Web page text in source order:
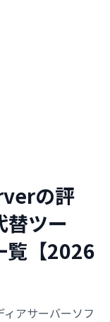
の評
替ツー
覧【2026
アサーバーソフ